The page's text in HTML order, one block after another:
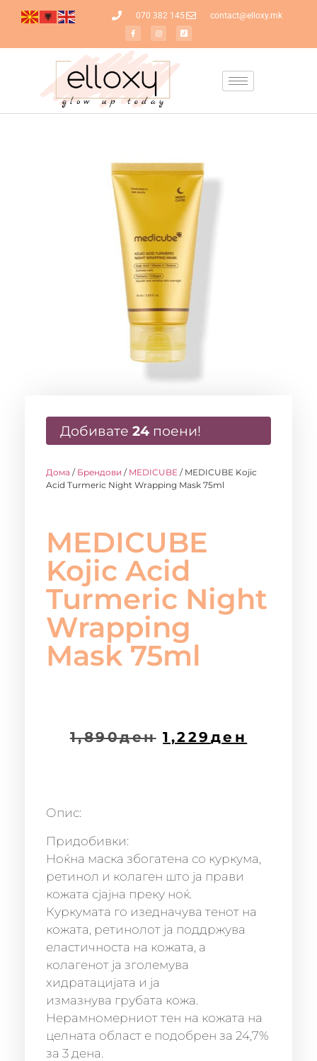
070 382 145 contact@elloxy.mk
Добивате 24 поени!
Дома / Брендови / MEDICUBE / MEDICUBE Kojic
Acid Turmeric Night Wrapping Mask 75ml
MEDICUBE
Kojic Acid
Turmeric Night
Wrapping
Mask 75ml
1,890ден 1,229 ден
Опис:
Придобивки:
Ноќна маска збогатена со куркума,
ретинол и колаген што ја прави
кожата сјајна преку ноќ.
Куркумата го изедначува тенот на
кожата, ретинолот ја поддржува
еластичноста на кожата, а
колагенот ја зголемува
хидратацијата и ја
измазнува грубата кожа.
Нерамномерниот тен на кожата на
целната област е подобрен за 24,7%
за 3 дена.